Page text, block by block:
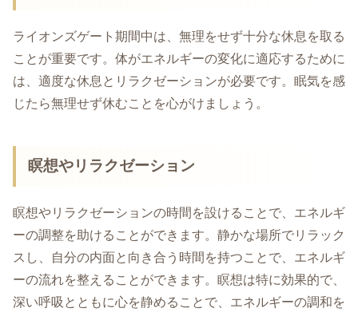
ライオンズゲート期間中は、無理をせず十分な休息を取る
ことが重要です。体がエネルギーの変化に適応するために
は、適度な休息とリラクゼーションが必要です。眠気を感
じたら無理せず休むことを心がけましょう。
瞑想やリラクゼーション
瞑想やリラクゼーションの時間を設けることで、エネルギ
ーの調整を助けることができます。静かな場所でリラック
スし、自分の内面と向き合う時間を持つことで、エネルギ
ーの流れを整えることができます。瞑想は特に効果的で、
深い呼吸とともに心を静めることで、エネルギーの調和を